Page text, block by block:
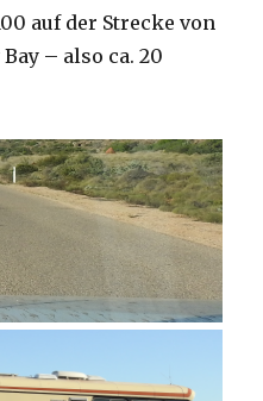
auf der Strecke von
– also ca. 20